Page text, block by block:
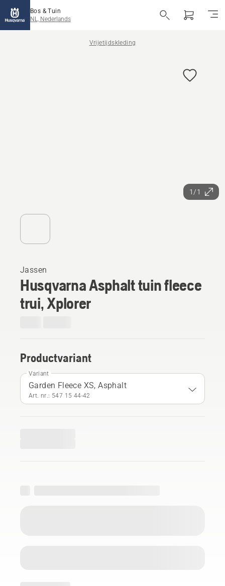
Bos & Tuin
NL, Nederlands
Vrijetijdskleding
1/1
Jassen
Husqvarna Asphalt tuin fleece
trui, Xplorer
Productvariant
Variant
Garden Fleece XS, Asphalt
Art. nr.: 547 15 44‑42